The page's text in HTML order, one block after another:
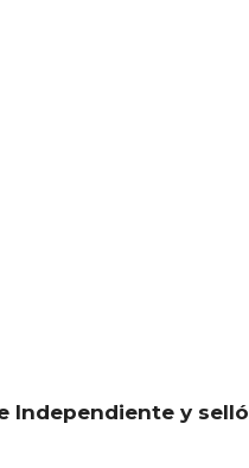
Independiente y selló